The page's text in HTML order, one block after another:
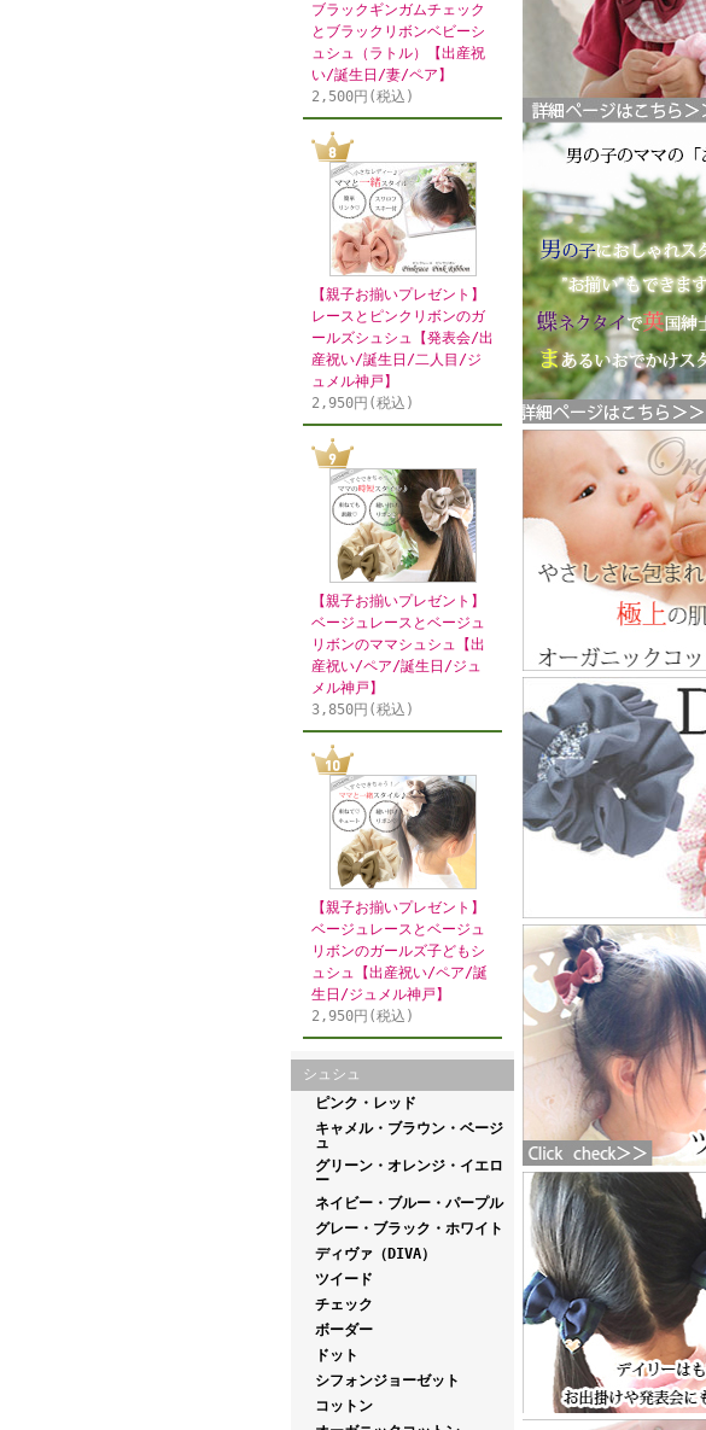
ブラックギンガムチェック
とブラックリボンベビーシ
ュシュ（ラトル）【出産祝
い/誕生日/妻/ペア】
2,500円(税込)
【親子お揃いプレゼント】
レースとピンクリボンのガ
ールズシュシュ【発表会/出
産祝い/誕生日/二人目/ジ
ュメル神戸】
2,950円(税込)
【親子お揃いプレゼント】
ベージュレースとベージュ
リボンのママシュシュ【出
産祝い/ペア/誕生日/ジュ
メル神戸】
3,850円(税込)
【親子お揃いプレゼント】
ベージュレースとベージュ
リボンのガールズ子どもシ
ュシュ【出産祝い/ペア/誕
生日/ジュメル神戸】
2,950円(税込)
シュシュ
ピンク・レッド
キャメル・ブラウン・ベージ
ュ
グリーン・オレンジ・イエロ
ー
ネイビー・ブルー・パープル
グレー・ブラック・ホワイト
ディヴァ（DIVA）
ツイード
チェック
ボーダー
ドット
シフォンジョーゼット
コットン